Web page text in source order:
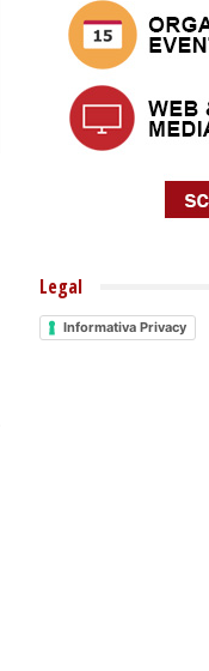
Legal
Informativa Privacy